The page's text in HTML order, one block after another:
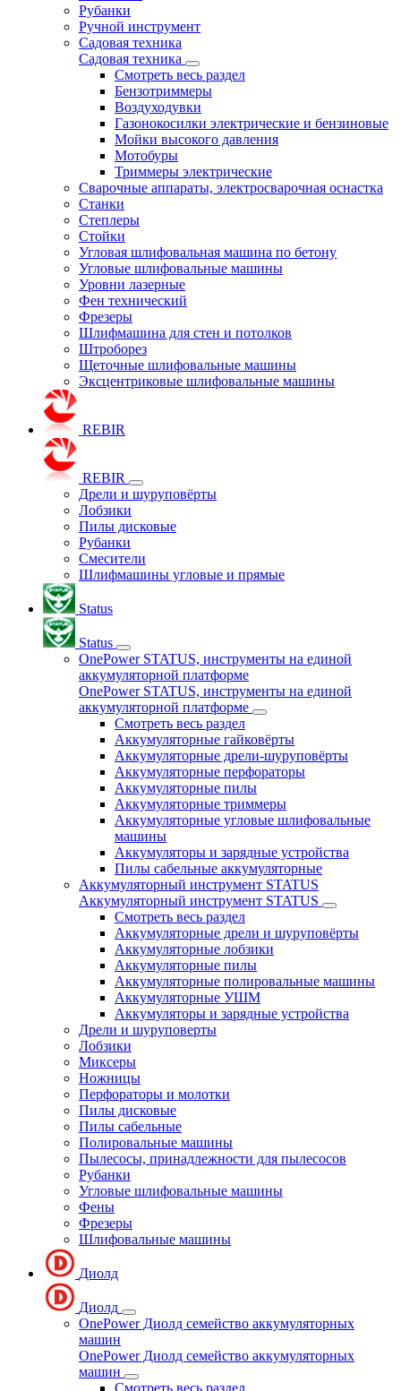
Рубанки
Ручной инструмент
Садовая техника
Садовая техника
Смотреть весь раздел
Бензотриммеры
Воздуходувки
Газонокосилки электрические и бензиновые
Мойки высокого давления
Мотобуры
Триммеры электрические
Сварочные аппараты, электросварочная оснастка
Станки
Степлеры
Стойки
Угловая шлифовальная машина по бетону
Угловые шлифовальные машины
Уровни лазерные
Фен технический
Фрезеры
Шлифмашина для стен и потолков
Штроборез
Щеточные шлифовальные машины
Эксцентриковые шлифовальные машины
REBIR
REBIR
Дрели и шуруповёрты
Лобзики
Пилы дисковые
Рубанки
Смесители
Шлифмашины угловые и прямые
Status
Status
OnePower STATUS, инструменты на единой
аккумуляторной платформе
OnePower STATUS, инструменты на единой
аккумуляторной платформе
Смотреть весь раздел
Аккумуляторные гайковёрты
Аккумуляторные дрели-шуруповёрты
Аккумуляторные перфораторы
Аккумуляторные пилы
Аккумуляторные триммеры
Аккумуляторные угловые шлифовальные
машины
Аккумуляторы и зарядные устройства
Пилы сабельные аккумуляторные
Аккумуляторный инструмент STATUS
Аккумуляторный инструмент STATUS
Смотреть весь раздел
Аккумуляторные дрели и шуруповёрты
Аккумуляторные лобзики
Аккумуляторные пилы
Аккумуляторные полировальные машины
Аккумуляторные УШМ
Аккумуляторы и зарядные устройства
Дрели и шуруповерты
Лобзики
Миксеры
Ножницы
Перфораторы и молотки
Пилы дисковые
Пилы сабельные
Полировальные машины
Пылесосы, принадлежности для пылесосов
Рубанки
Угловые шлифовальные машины
Фены
Фрезеры
Шлифовальные машины
Диолд
Диолд
OnePower Диолд семейство аккумуляторных
машин
OnePower Диолд семейство аккумуляторных
машин
Смотреть весь раздел